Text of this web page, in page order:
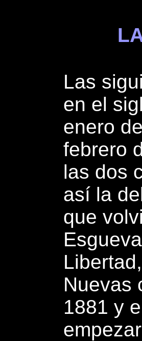
Las
en el
enero
febrero
las dos
así la
que
Nuevas
1881 y